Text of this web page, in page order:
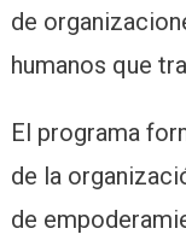
de
humanos que
El programa
de la
de